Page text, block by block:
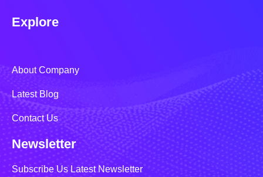
Explore
About Company
Latest Blog
Contact Us
Newsletter
Subscribe Us Latest Newsletter